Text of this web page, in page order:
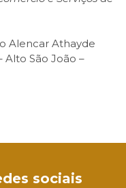
Alencar Athayde
Alto São João –
sociais